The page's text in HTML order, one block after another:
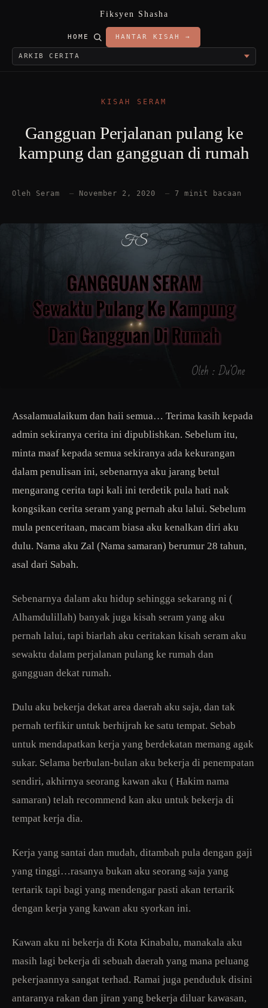
Fiksyen Shasha
HOME HANTAR KISAH →
KISAH SERAM
Gangguan Perjalanan pulang ke
kampung dan gangguan di rumah
Oleh Seram — November 2, 2020 — 7 minit bacaan
Assalamualaikum dan haii semua… Terima kasih kepada
admin sekiranya cerita ini dipublishkan. Sebelum itu,
minta maaf kepada semua sekiranya ada kekurangan
dalam penulisan ini, sebenarnya aku jarang betul
mengarang cerita tapi kali ini terdetik pula hati nak
kongsikan cerita seram yang pernah aku lalui. Sebelum
mula penceritaan, macam biasa aku kenalkan diri aku
dulu. Nama aku Zal (Nama samaran) berumur 28 tahun,
asal dari Sabah.
Sebenarnya dalam aku hidup sehingga sekarang ni (
Alhamdulillah) banyak juga kisah seram yang aku
pernah lalui, tapi biarlah aku ceritakan kisah seram aku
sewaktu dalam perjalanan pulang ke rumah dan
gangguan dekat rumah.
Dulu aku bekerja dekat area daerah aku saja, dan tak
pernah terfikir untuk berhijrah ke satu tempat. Sebab
untuk mendapatkan kerja yang berdekatan memang agak
sukar. Selama berbulan-bulan aku bekerja di penempatan
sendiri, akhirnya seorang kawan aku ( Hakim nama
samaran) telah recommend kan aku untuk bekerja di
tempat kerja dia.
Kerja yang santai dan mudah, ditambah pula dengan gaji
yang tinggi…rasanya bukan aku seorang saja yang
tertarik tapi bagi yang mendengar pasti akan tertarik
dengan kerja yang kawan aku syorkan ini.
Kawan aku ni bekerja di Kota Kinabalu, manakala aku
masih lagi bekerja di sebuah daerah yang mana peluang
pekerjaannya sangat terhad. Ramai juga penduduk disini
antaranya rakan dan jiran yang bekerja diluar kawasan,